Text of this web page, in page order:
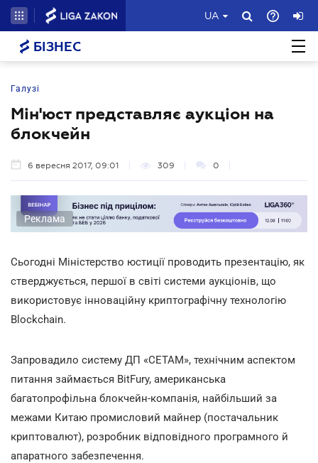
UA
БІЗНЕС
Галузі
Мін'юст представляє аукціон на
блокчейн
6 вересня 2017, 09:01 309 0
Реклама
Сьогодні Міністерство юстиції проводить презентацію, як
стверджується, першої в світі системи аукціонів, що
використовує інноваційну криптографічну технологію
Blockchain.
Запровадило систему ДП «СЕТАМ», технічним аспектом
питання займається BitFury, американська
багатопрофільна блокчейн-компанія, найбільший за
межами Китаю промисловий майнер (постачальник
криптовалют), розробник відповідного програмного й
апаратного забезпечення.